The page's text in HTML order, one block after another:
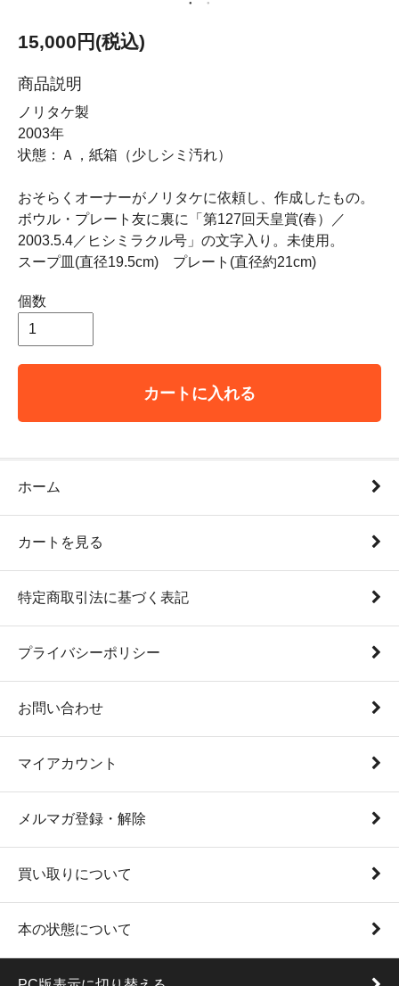
15,000円(税込)
商品説明
ノリタケ製
2003年
状態：Ａ，紙箱（少しシミ汚れ）
おそらくオーナーがノリタケに依頼し、作成したもの。
ボウル・プレート友に裏に「第127回天皇賞(春）／
2003.5.4／ヒシミラクル号」の文字入り。未使用。
スープ皿(直径19.5cm) プレート(直径約21cm)
個数
カートに入れる
ホーム
カートを見る
特定商取引法に基づく表記
プライバシーポリシー
お問い合わせ
マイアカウント
メルマガ登録・解除
買い取りについて
本の状態について